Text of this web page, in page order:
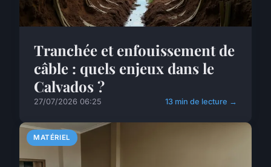
Tranchée et enfouissement de
câble : quels enjeux dans le
Calvados ?
27/07/2026 06:25 13 min de lecture →
MATÉRIEL